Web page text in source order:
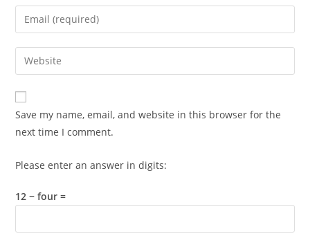
name
comment
Enter
your
email
address
comment
Enter
your
website
URL
(optional)
Save my name, email, and website in this browser for the
next time I comment.
Please enter an answer in digits:
12 − four =